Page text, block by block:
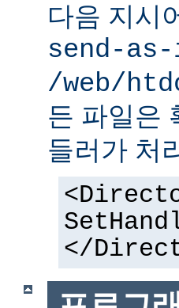
다음 지시
send-
/web/
든 파일은
들러가 처
</